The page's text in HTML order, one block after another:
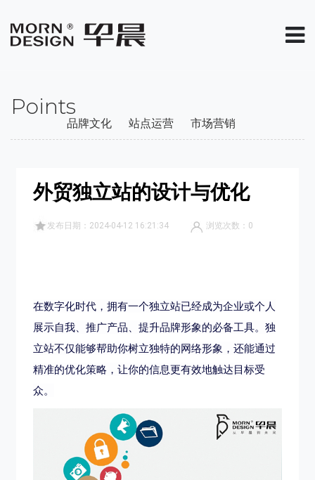
Points
品牌文化 站点运营 市场营销
外贸独立站的设计与优化
发布日期：2024-04-12 16:21:34 浏览次数： 0
在数字化时代，拥有一个独立站已经成为企业或个人
展示自我、推广产品、提升品牌形象的必备工具。独
立站不仅能够帮助你树立独特的网络形象，还能通过
精准的优化策略，让你的信息更有效地触达目标受
众。